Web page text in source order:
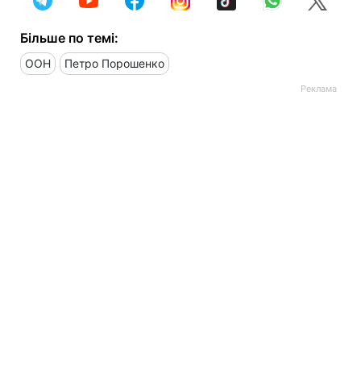
Більше по темі:
ООН Петро Порошенко